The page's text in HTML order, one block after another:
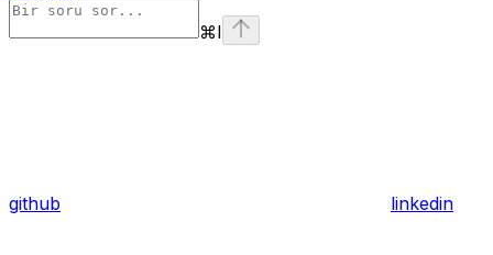
⌘I
github linkedin